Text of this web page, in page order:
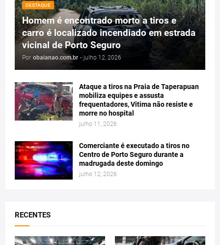
DESTAQUE
Homem é encontrado morto a tiros e
carro é localizado incendiado em estrada
vicinal de Porto Seguro
Por obaianao.com.br - julho 12, 2026
Ataque a tiros na Praia de Taperapuan
mobiliza equipes e assusta
frequentadores, Vitima não resiste e
morre no hospital
julho 11, 2026
Comerciante é executado a tiros no
Centro de Porto Seguro durante a
madrugada deste domingo
julho 12, 2026
RECENTES